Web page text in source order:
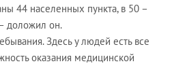
44 населенных пункта, в 50 –
доложил он.
Здесь у людей есть все
оказания медицинской